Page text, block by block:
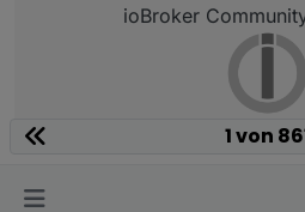
ioBroker
1 von